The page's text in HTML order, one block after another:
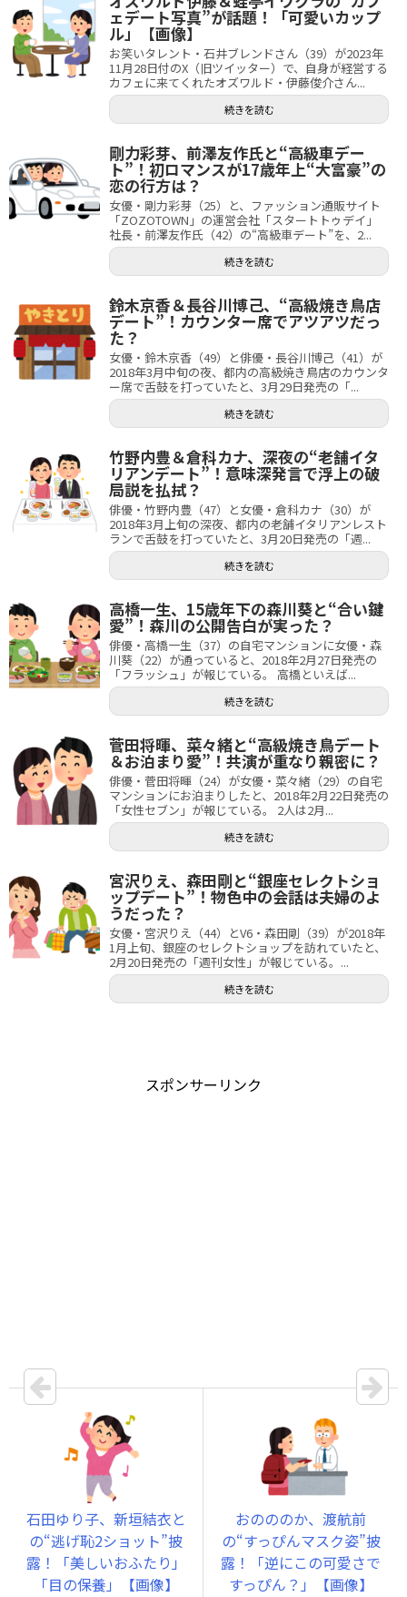
ェデート写真”が話題！「可愛いカップ
ル」【画像】
お笑いタレント・石井ブレンドさん（39）が2023年
11月28日付のX（旧ツイッター）で、自身が経営する
カフェに来てくれたオズワルド・伊藤俊介さん...
続きを読む
剛力彩芽、前澤友作氏と“高級車デー
ト”！初ロマンスが17歳年上“大富豪”の
恋の行方は？
女優・剛力彩芽（25）と、ファッション通販サイト
「ZOZOTOWN」の運営会社「スタートトゥデイ」
社長・前澤友作氏（42）の“高級車デート”を、2...
続きを読む
鈴木京香＆長谷川博己、“高級焼き鳥店
デート”！カウンター席でアツアツだっ
た？
女優・鈴木京香（49）と俳優・長谷川博己（41）が
2018年3月中旬の夜、都内の高級焼き鳥店のカウンタ
ー席で舌鼓を打っていたと、3月29日発売の「...
続きを読む
竹野内豊＆倉科カナ、深夜の“老舗イタ
リアンデート”！意味深発言で浮上の破
局説を払拭？
俳優・竹野内豊（47）と女優・倉科カナ（30）が
2018年3月上旬の深夜、都内の老舗イタリアンレスト
ランで舌鼓を打っていたと、3月20日発売の「週...
続きを読む
高橋一生、15歳年下の森川葵と“合い鍵
愛”！森川の公開告白が実った？
俳優・高橋一生（37）の自宅マンションに女優・森
川葵（22）が通っていると、2018年2月27日発売の
「フラッシュ」が報じている。 高橋といえば...
続きを読む
菅田将暉、菜々緒と“高級焼き鳥デート
＆お泊まり愛”！共演が重なり親密に？
俳優・菅田将暉（24）が女優・菜々緒（29）の自宅
マンションにお泊まりしたと、2018年2月22日発売の
「女性セブン」が報じている。 2人は2月...
続きを読む
宮沢りえ、森田剛と“銀座セレクトショ
ップデート”！物色中の会話は夫婦のよ
うだった？
女優・宮沢りえ（44）とV6・森田剛（39）が2018年
1月上旬、銀座のセレクトショップを訪れていたと、
2月20日発売の「週刊女性」が報じている。...
続きを読む
スポンサーリンク
石田ゆり子、新垣結衣と
の“逃げ恥2ショット”披
露！「美しいおふたり」
「目の保養」【画像】
おのののか、渡航前
の“すっぴんマスク姿”披
露！「逆にこの可愛さで
すっぴん？」【画像】